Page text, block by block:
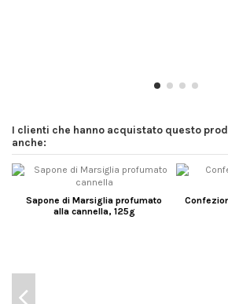
I clienti che hanno acquistato questo
anche:
Sapone di Marsiglia profumato
alla cannella, 125g